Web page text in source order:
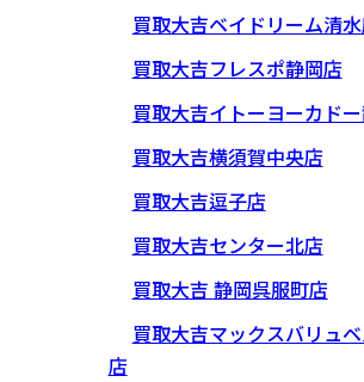
買取大吉ベイドリーム清
買取大吉フレスポ静岡店
買取大吉イトーヨーカド
買取大吉横須賀中央店
買取大吉逗子店
買取大吉センター北店
買取大吉 静岡呉服町店
買取大吉マックスバリュ
店